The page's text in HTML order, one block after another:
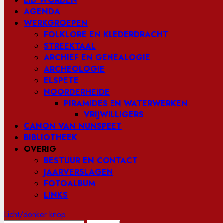
AGENDA
WERKGROEPEN
FOLKLORE EN KLEDERDRACHT
STREEKTAAL
ARCHIEF EN GENEALOGIE
ARCHEOLOGIE
ELSPETE
NOORDERHEIDE
PIRAMIDES EN WATERWERKEN
VRIJWILLIGERS
CANON VAN NUNSPEET
BIBLIOTHEEK
OVERIG
BESTUUR EN CONTACT
JAARVERSLAGEN
FOTOALBUM
LINKS
Licht/donker knop